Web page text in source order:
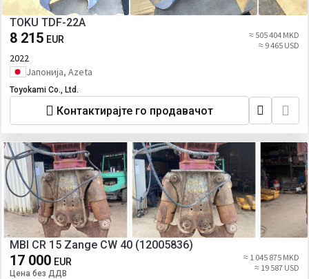
TOKU TDF-22A
8 215 EUR
≈ 505 404 MKD
≈ 9 465 USD
2022
Јапонија, Azeta
Toyokami Co., Ltd.
Контактирајте го продавачот
MBI CR 15 Zange CW 40 (12005836)
17 000 EUR
Цена без ДДВ
≈ 1 045 875 MKD
≈ 19 587 USD